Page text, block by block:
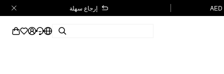
إرجاع سهلة